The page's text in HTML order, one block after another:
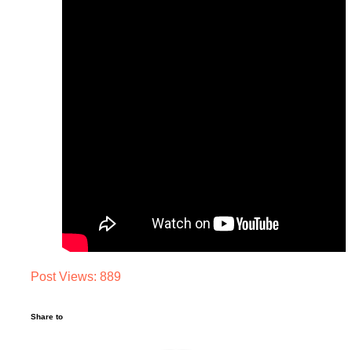
Post Views: 889
Share to